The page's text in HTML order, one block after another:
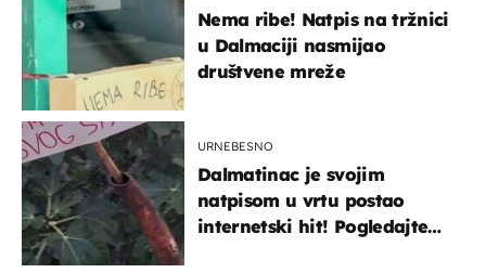
Nema ribe! Natpis na tržnici
u Dalmaciji nasmijao
društvene mreže
URNEBESNO
Dalmatinac je svojim
natpisom u vrtu postao
internetski hit! Pogledajte